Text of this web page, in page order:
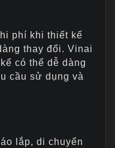
phí khi thiết kế
thay đổi. Vinai
có thể dễ dàng
cầu sử dụng và
lắp, di chuyển